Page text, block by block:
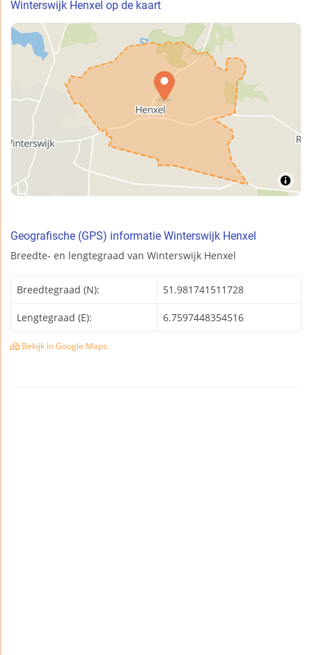
Winterswijk Henxel op de kaart
Geografische (GPS) informatie Winterswijk Henxel
Breedte- en lengtegraad van Winterswijk Henxel
Breedtegraad (N): 51.981741511728
Lengtegraad (E): 6.7597448354516
Bekijk in Google Maps